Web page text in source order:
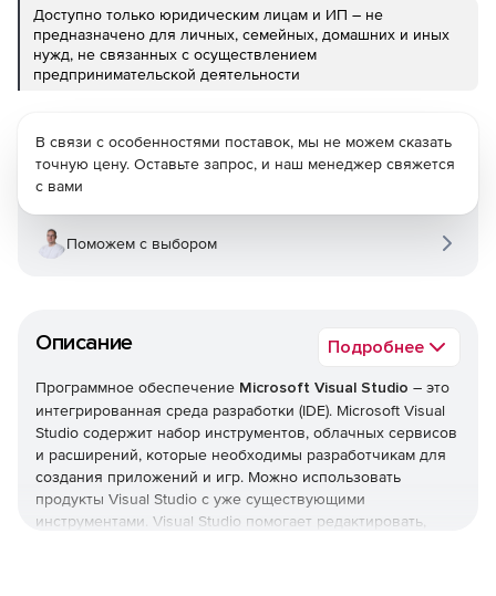
Доступно только юридическим лицам и ИП – не
предназначено для личных, семейных, домашних и иных
нужд, не связанных с осуществлением
предпринимательской деятельности
Описание Подробнее
Программное обеспечение Microsoft Visual Studio – это
интегрированная среда разработки (IDE). Microsoft Visual
Studio содержит набор инструментов, облачных сервисов
и расширений, которые необходимы разработчикам для
создания приложений и игр. Можно использовать
продукты Visual Studio с уже существующими
инструментами. Visual Studio помогает редактировать,
В связи с особенностями поставок, мы не можем сказать
точную цену. Оставьте запрос, и наш менеджер свяжется
с вами
Поможем с выбором